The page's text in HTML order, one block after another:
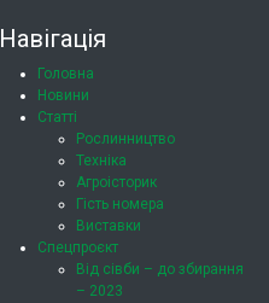
Навігація
Головна
Новини
Статті
Рослинництво
Техніка
Агроісторик
Гість номера
Виставки
Спецпроєкт
Від сівби – до збирання
– 2023